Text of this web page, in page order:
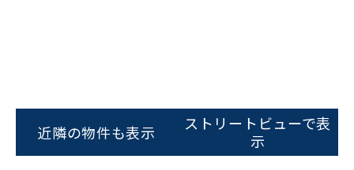
をお伝えいただくと
スムーズにご案内できます
近隣の物件も表示
ストリートビューで表
示